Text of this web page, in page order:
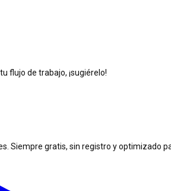
flujo de trabajo, ¡sugiérelo!
Siempre gratis, sin registro y optimizado